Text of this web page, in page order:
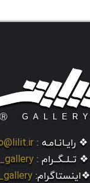
❖ رایـانـامـه :
❖ تــلــگــرام :
❖اینستاگرام: